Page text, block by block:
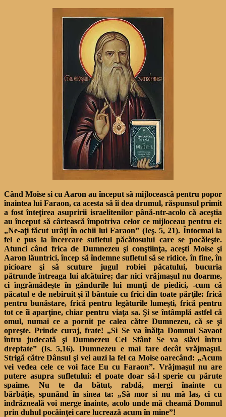
Când Moise si cu Aaron au început să mijlocească pentru popor
înaintea lui Faraon, ca acesta să îi dea drumul, răspunsul primit
a fost înteţirea asupririi israelitenilor până-ntr-acolo că aceştia
au început să cârtească împotriva celor ce mijloceau pentru ei:
„Ne-aţi făcut urâţi în ochii lui Faraon” (Ieş. 5, 21). Întocmai la
fel e pus la încercare sufletul păcătosului care se pocăieşte.
Atunci când frica de Dumnezeu şi conştiinţa, aceşti Moise şi
Aaron lăuntrici, încep să îndemne sufletul să se ridice, în fine, în
picioare şi să scuture jugul robiei păcatului, bucuria
pătrunde întreaga lui alcătuire; dar nici vrăjmaşul nu doarme,
ciîngrămădeşte în gândurile lui munţi de piedici, -cum că
păcatul e de nebiruit şi îl bântuie cu frici din toate părţile: frică
pentru bunăstare, frică pentru legăturile lumeşti, frică pentru
tot ce îi aparţine, chiar pentru viaţa sa. Şi se întâmplă astfel că
omul, numai ce a pornit pe calea către Dumnezeu, că se şi
opreşte. Prinde curaj, frate! „Si Se va înălţa Domnul Savaot
întru judecată şi Dumnezeu Cel Sfânt Se va slăvi întru
dreptate” (Is. 5,16). Dumnezeu e mai tare decât vrăjmaşul.
Strigă către Dânsul şi vei auzi la fel ca Moise oarecând: „Acum
vei vedea cele ce voi face Eu cu Faraon”. Vrăjmaşul nu are
putere asupra sufletului: el poate doar să-l sperie cu părute
spaime. Nu te da bătut, rabdă, mergi înainte cu
bărbăţie, spunând în sinea ta: „Să mor si nu mă las, ci cu
îndrăzneală voi merge înainte, acolo unde mă cheamă Domnul
prin duhul pocăinţei care lucrează acum în mine”!